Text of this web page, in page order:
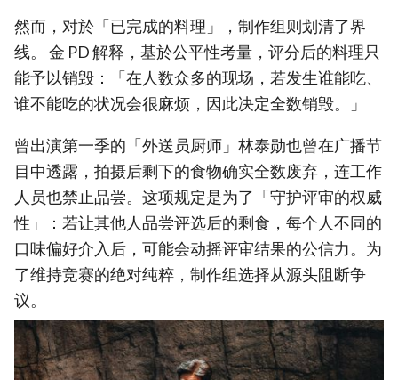
然而，对於「已完成的料理」，制作组则划清了界
线。 金 PD 解释，基於公平性考量，评分后的料理只
能予以销毁：「在人数众多的现场，若发生谁能吃、
谁不能吃的状况会很麻烦，因此决定全数销毁。」
曾出演第一季的「外送员厨师」林泰勋也曾在广播节
目中透露，拍摄后剩下的食物确实全数废弃，连工作
人员也禁止品尝。这项规定是为了「守护评审的权威
性」：若让其他人品尝评选后的剩食，每个人不同的
口味偏好介入后，可能会动摇评审结果的公信力。为
了维持竞赛的绝对纯粹，制作组选择从源头阻断争
议。